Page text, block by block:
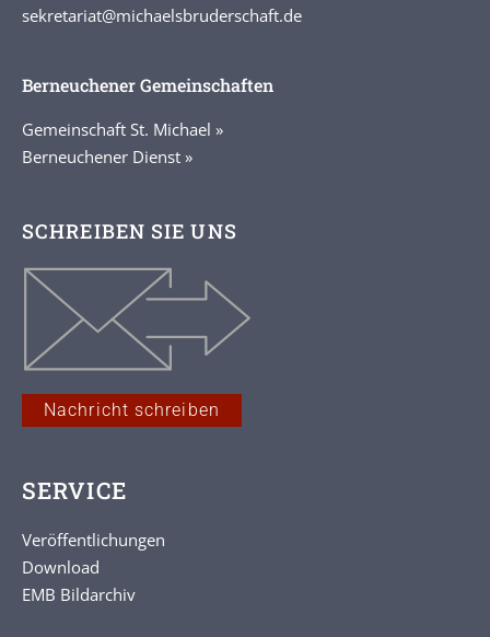
sekretariat@michaelsbruderschaft.de
Berneuchener Gemeinschaften
Gemeinschaft St. Michael »
Berneuchener Dienst »
SCHREIBEN SIE UNS
Nachricht schreiben
SERVICE
Veröffentlichungen
Download
EMB Bildarchiv